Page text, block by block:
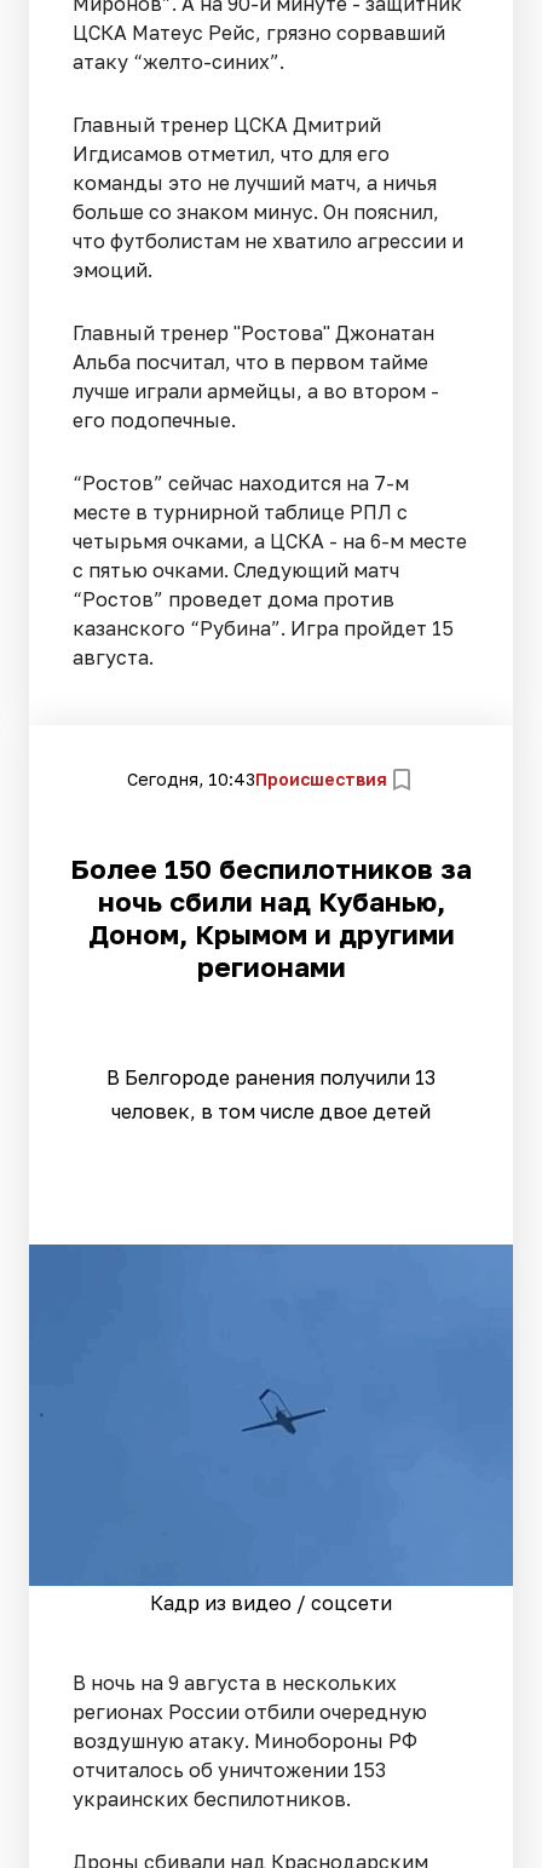
ЦСКА Матеус Рейс, грязно сорвавший
атаку “желто-синих”.
Главный тренер ЦСКА Дмитрий
Игдисамов отметил, что для его
команды это не лучший матч, а ничья
больше со знаком минус. Он пояснил,
что футболистам не хватило агрессии и
эмоций.
Главный тренер "Ростова" Джонатан
Альба посчитал, что в первом тайме
лучше играли армейцы, а во втором -
его подопечные.
“Ростов” сейчас находится на 7-м
месте в турнирной таблице РПЛ с
четырьмя очками, а ЦСКА - на 6-м месте
с пятью очками. Следующий матч
“Ростов” проведет дома против
казанского “Рубина”. Игра пройдет 15
августа.
Сегодня, 10:43Происшествия
Более 150 беспилотников за
ночь сбили над Кубанью,
Доном, Крымом и другими
регионами
В Белгороде ранения получили 13
человек, в том числе двое детей
Кадр из видео / соцсети
В ночь на 9 августа в нескольких
регионах России отбили очередную
воздушную атаку. Минобороны РФ
отчиталось об уничтожении 153
украинских беспилотников.
Дроны сбивали над Краснодарским